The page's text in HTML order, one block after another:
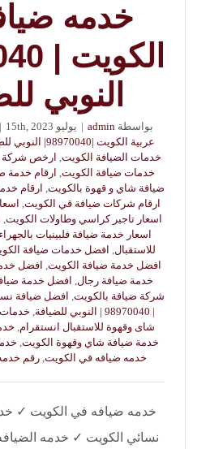
خدمه
النوبي
بواسطةadmin
| يوليو 15th, 2023 |
عربية الكويت |98970040| النوبي للضيافة
خدمات الضيافة الكويت, ارخص شركة
خدمات ضيافة الكويت, ارقام خدمة
ضيافة شاي و قهوة بالكويت, ارقام
ارقام شركات ضيافة قي الكويت,
اسعار تاجير كراسي وطاولات الكويت,
اسعار خدمة ضيافة فلبينيات
للاستقبال, افضل خدمات ضيافة
افضل خدمة ضيافة الكويت, افضل
خدمة ضيافة رجال, افضل خدمة
شركة ضيافة بالكويت, افضل ضيافة
| 98970040 | النوبي للضيافة
, خدمات
شاى وقهوة للاستقبال انستقرام,
خدمة ضيافة شاي وقهوة الكويت,
خدمه ضيافه في الكويت, رقم
خدمه ضيافه في الكويت ✓
نسائي الكويت ✓ خدمه